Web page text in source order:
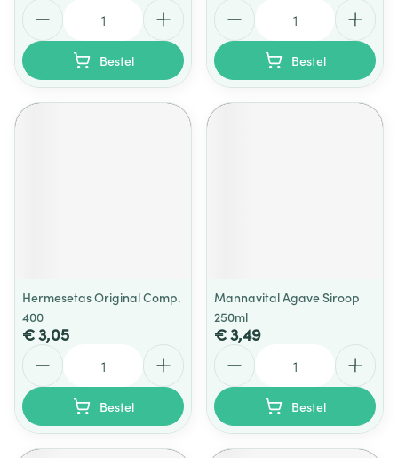
Bestel Bestel
Hermesetas Original Comp.
400
€ 3,05
Bestel
Mannavital Agave Siroop
250ml
€ 3,49
Bestel